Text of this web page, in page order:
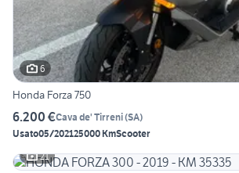
6
Honda Forza 750
6.200 €Cava de' Tirreni(SA)
Usato05/202125000 KmScooter
21